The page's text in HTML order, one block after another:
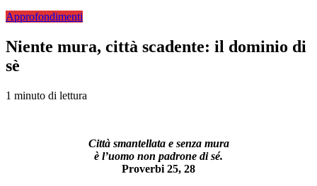
Approfondimenti
Niente mura, città scadente: il dominio di
sè
1 minuto di lettura
Città smantellata e senza mura
è l’uomo non padrone di sé.
Proverbi 25, 28